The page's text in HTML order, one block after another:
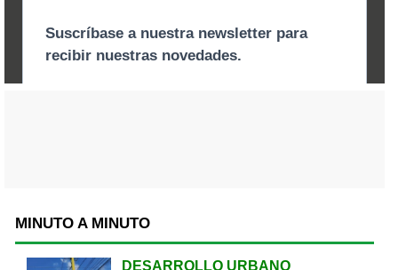
MINUTO A MINUTO
DESARROLLO URBANO